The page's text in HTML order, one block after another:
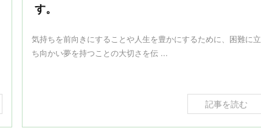
す。
気持ちを前向きにすることや人生を豊かにするために、困難に立
ち向かい夢を持つことの大切さを伝 ...
記事を読む